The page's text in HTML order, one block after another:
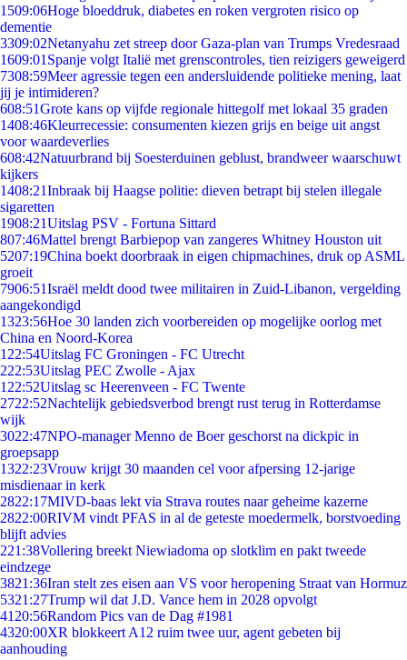
1509:06Hoge bloeddruk, diabetes en roken vergroten risico op
dementie
3309:02Netanyahu zet streep door Gaza-plan van Trumps Vredesraad
1609:01 Spanje volgt Italië met grenscontroles, tien reizigers geweigerd
7308:59Meer agressie tegen een andersluidende politieke mening, laat
jij je intimideren?
608:51Grote kans op vijfde regionale hittegolf met lokaal 35 graden
1408:46Kleurrecessie: consumenten kiezen grijs en beige uit angst
voor waardeverlies
608:42Natuurbrand bij Soesterduinen geblust, brandweer waarschuwt
kijkers
1408:21Inbraak bij Haagse politie: dieven betrapt bij stelen illegale
sigaretten
1908:21Uitslag PSV - Fortuna Sittard
807:46Mattel brengt Barbiepop van zangeres Whitney Houston uit
5207:19China boekt doorbraak in eigen chipmachines, druk op ASML
groeit
7906:51Israël meldt dood twee militairen in Zuid-Libanon, vergelding
aangekondigd
1323:56Hoe 30 landen zich voorbereiden op mogelijke oorlog met
China en Noord-Korea
1 22:54Uitslag FC Groningen - FC Utrecht
222:53Uitslag PEC Zwolle - Ajax
1 22:52Uitslag sc Heerenveen - FC Twente
2722:52Nachtelijk gebiedsverbod brengt rust terug in Rotterdamse
wijk
3022:47NPO-manager Menno de Boer geschorst na dickpic in
groepsapp
1322:23Vrouw krijgt 30 maanden cel voor afpersing 12-jarige
misdienaar in kerk
2822:17MIVD-baas lekt via Strava routes naar geheime kazerne
2822:00RIVM vindt PFAS in al de geteste moedermelk, borstvoeding
blijft advies
221:38Vollering breekt Niewiadoma op slotklim en pakt tweede
eindzege
3821:36Iran stelt zes eisen aan VS voor heropening Straat van Hormuz
5321:27Trump wil dat J.D. Vance hem in 2028 opvolgt
41 20:56Random Pics van de Dag #1981
4320:00XR blokkeert A12 ruim twee uur, agent gebeten bij
aanhouding